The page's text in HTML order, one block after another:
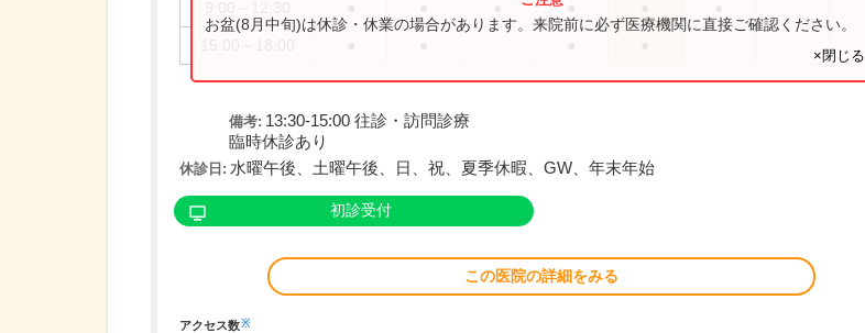
お盆(8月中旬)は休診・休業の場合があります。来院前に必ず医療機関に直接ご確認ください。
×閉じる
備考: 13:30-15:00 往診・訪問診療
臨時休診あり
休診日: 水曜午後、土曜午後、日、祝、夏季休暇、GW、年末年始
初診受付
この医院の詳細をみる
アクセス数※